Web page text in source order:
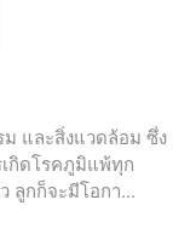
และสิ่งแวดล้อม ซึ่ง
กิดโรคภูมิแพ้ทุก
ลูกก็จะมีโอกา...